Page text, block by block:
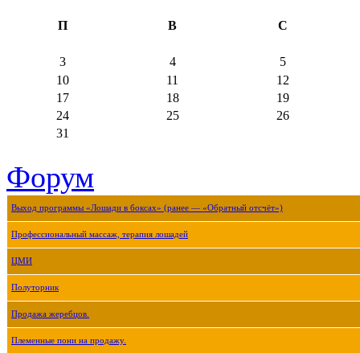
П В С
3 4
5
10
11
12
17
18
19
24
25
26
31
Форум
Выход программы «Лошади в боксах» (ранее — «Обратный отсчёт»)
Профессиональный массаж, терапия лошадей
ЦМИ
Полуторник
Продажа жеребцов.
Племенные пони на продажу.